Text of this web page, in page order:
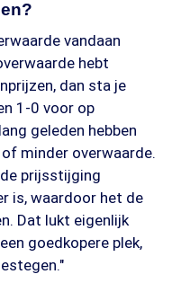
vandaan
hebt
dan sta je
1-0 voor op
geleden hebben
minder overwaarde.
prijsstijging
is, waardoor het de
Dat lukt eigenlijk
goedkopere plek,